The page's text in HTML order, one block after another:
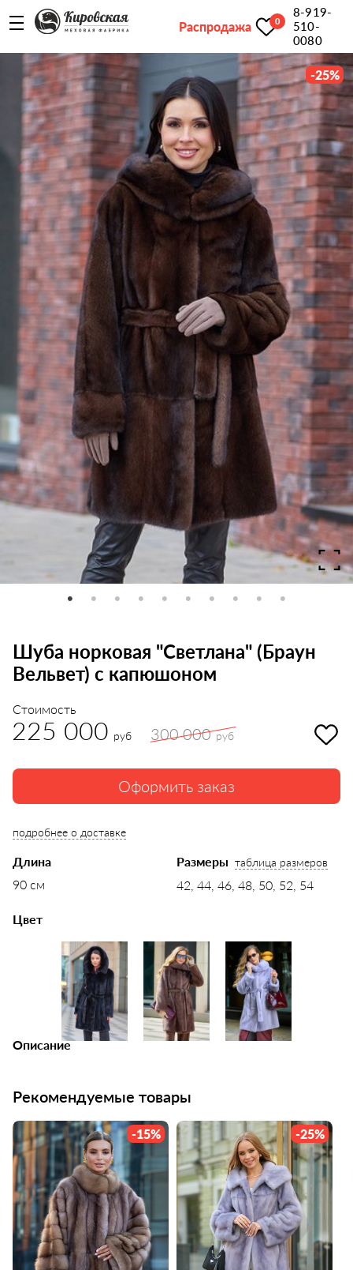
Распродажа 0
8-919-
510-
0080
-25%
Шуба норковая "Светлана" (Браун
Вельвет) с капюшоном
Стоимость
225 000 руб 300 000 руб
Оформить заказ
подробнее о доставке
Длина
90 см
Размеры таблица размеров
42, 44, 46, 48, 50, 52, 54
Цвет
Описание
Рекомендуемые товары
-15% -25%